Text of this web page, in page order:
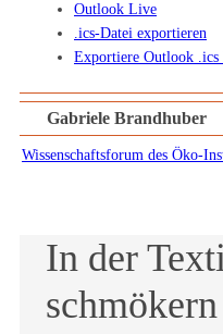
Outlook Live
.ics-Datei exportieren
Exportiere Outlook .ics
Gabriele Brandhuber
Wissenschaftsforum des Öko-
In der
schmökern